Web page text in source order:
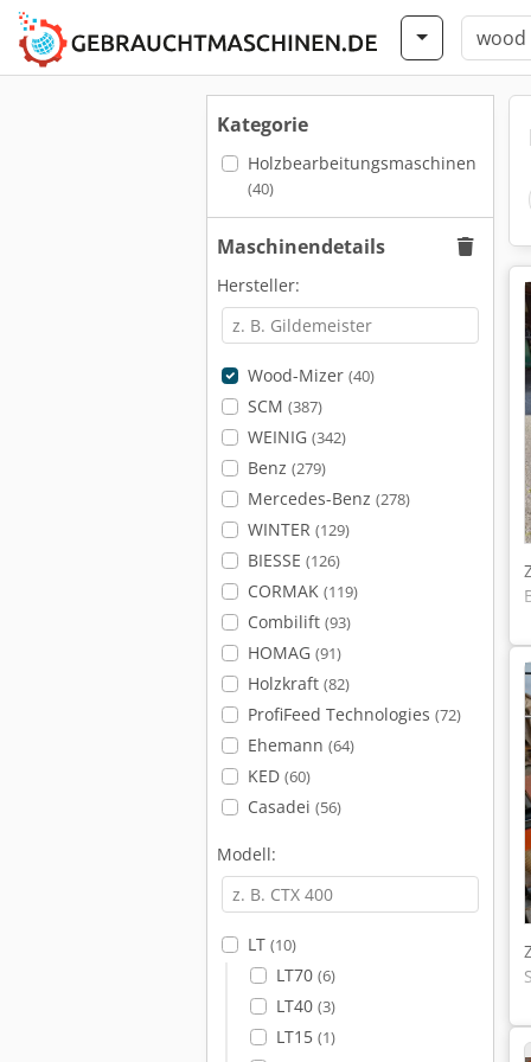
Kategorie
Holzbearbeitungsmaschinen
(40)
Maschinendetails
Hersteller:
Wood-Mizer (40)
SCM (387)
WEINIG (342)
Benz (279)
Mercedes-Benz (278)
WINTER (129)
BIESSE (126)
CORMAK (119)
Combilift (93)
HOMAG (91)
Holzkraft (82)
ProfiFeed Technologies (72)
Ehemann (64)
KED (60)
Casadei (56)
Modell:
LT (10)
LT70 (6)
LT40 (3)
LT15 (1)